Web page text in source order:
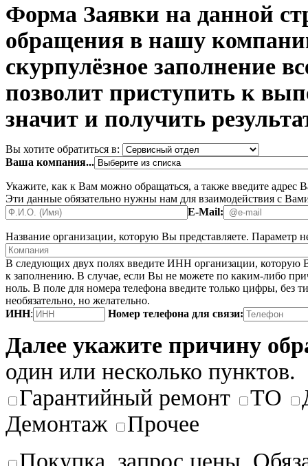
Форма Заявки на данной
обращения в нашу
скурпулёзное заполнение
позволит приступить к
значит и получить
Вы хотите обратиться в:
Ваша компания...
Укажите, как к Вам можно обращаться, а также введите адрес
Эти данные обязательно нужны нам для взаимодействия с
E-Mail:
Название организации, которую Вы представляете. Параметр
В следующих двух полях введите ИНН организации, которую
к заполнению. В случае, если Вы не можете по каким-либо
ноль. В поле для номера телефона введите только цифры, без
необязательно, но желательно.
ИНН: Номер телефона для связи:
Далее укажите причину
один или несколько пунктов.
Гарантийный ремонт
ТО
Демонтаж
Прочее
Покупка, запрос цены.